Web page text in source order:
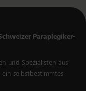
Paraplegiker-
und Spezialisten aus
selbstbestimmtes